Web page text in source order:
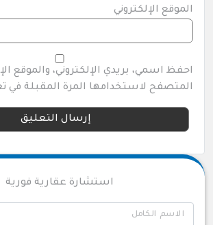
الموقع الإلكتروني
احفظ اسمي، بريدي الإلكتروني، والموقع
المتصفح لاستخدامها المرة المقبلة في
استشارة عقارية فورية
الاسم الكامل